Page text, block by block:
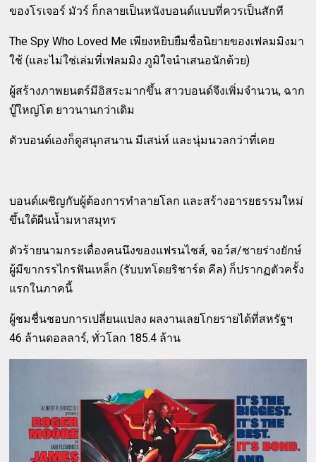
ของโรเจอร์ มัวร์ ก็กลายเป็นหนังบอนด์แบบที่ควรเป็นสักที
The Spy Who Loved Me เพียงหยิบยืมชื่อนิยายของเฟลมมิงมา
ใช้ (และไม่ใช่เล่มที่เฟลมมิง ภูมิใจนำเสนอนักด้วย)
ผู้สร้างภาพยนตร์มีอิสระมากขึ้น สาวบอนด์จึงเพิ่มจำนวน, ฉาก
บู๊ใหญ่โต ยาวนานกว่าเดิม
ตัวบอนด์เองก็ดูสนุกสนาน มีเสน่ห์ และนุ่มนวลกว่าที่เคย
บอนด์เผชิญกับผู้ต้องการทำลายโลก และสร้างอารยธรรมใหม่
ขึ้นใต้ผืนน้ำมหาสมุทร
ตัวร้ายนามกระเดื่องคนนึงของแฟรนไชส์, จอว์ส/ชายร่างยักษ์
ผู้มีขากรรไกรฟันเหล็ก (รับบทโดยริชาร์ด คีล) ก็ปรากฏตัวครั้ง
แรกในภาคนี้
ผู้ชมชื่นชอบการเปลี่ยนแปลง ผลงานเลยโกยรายได้ที่สหรัฐฯ
46 ล้านดอลลาร์, ทั่วโลก 185.4 ล้าน